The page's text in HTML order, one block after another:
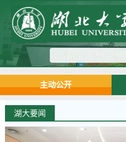
主动公开
湖大要闻